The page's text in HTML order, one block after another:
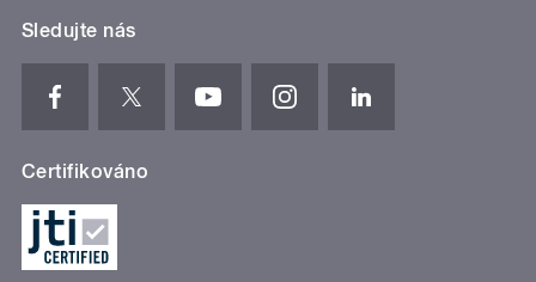
Sledujte nás
Certifikováno